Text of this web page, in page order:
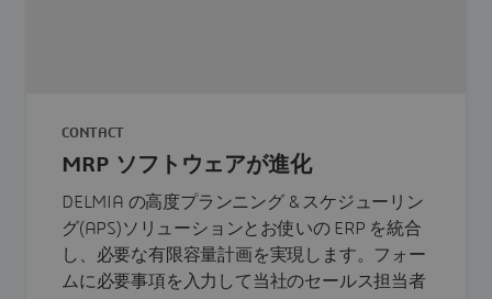
CONTACT
MRP ソフトウェアが進化
DELMIA の高度プランニング & スケジューリン
グ(APS)ソリューションとお使いの ERP を統合
し、必要な有限容量計画を実現します。フォー
ムに必要事項を入力して当社のセールス担当者